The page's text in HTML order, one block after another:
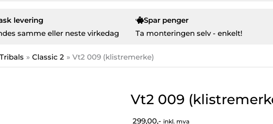
levering
samme eller neste virkedag
Spar penger
Ta monteringen selv - enkelt!
Tribals Classic 2 Vt2 009 (klistremerke)
Vt2 009
299,00,- inkl. mva